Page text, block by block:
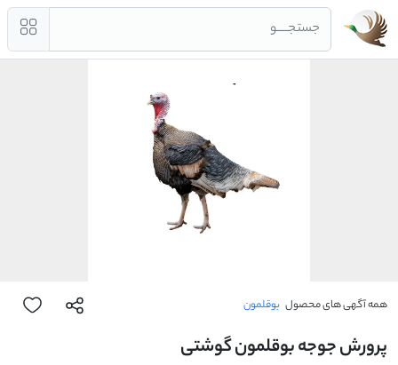
جستجــــو
همه آگهی های محصول بوقلمون
پرورش جوجه بوقلمون گوشتی